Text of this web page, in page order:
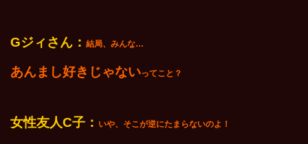
Gジィさん： 結局、みんな…
あんまし好きじゃないってこと？
女性友人C子： いや、そこが逆にたまらないのよ！